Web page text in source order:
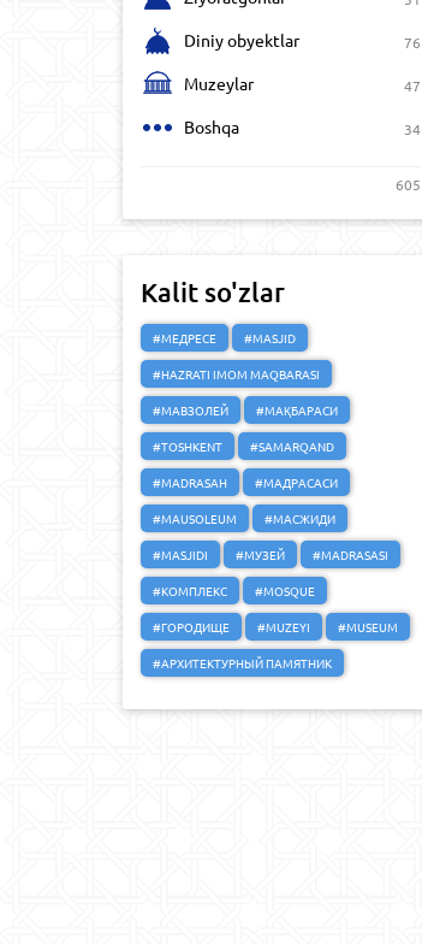
Diniy obyektlar 76
Muzeylar 47
Boshqa 34
605
Kalit so'zlar
#МЕДРЕСЕ
#MASJID
#HAZRATI IMOM MAQBARASI
#МАВЗОЛЕЙ
#МАҚБАРАСИ
#TOSHKENT
#SAMARQAND
#MADRASAH
#МАДРАСАСИ
#MAUSOLEUM
#МАСЖИДИ
#MASJIDI
#МУЗЕЙ
#MADRASASI
#КОМПЛЕКС
#MOSQUE
#ГОРОДИЩЕ
#MUZEYI
#MUSEUM
#АРХИТЕКТУРНЫЙ ПАМЯТНИК